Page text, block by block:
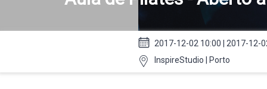
2017-12-02 10:00 | 2017-12-
InspireStudio | Porto